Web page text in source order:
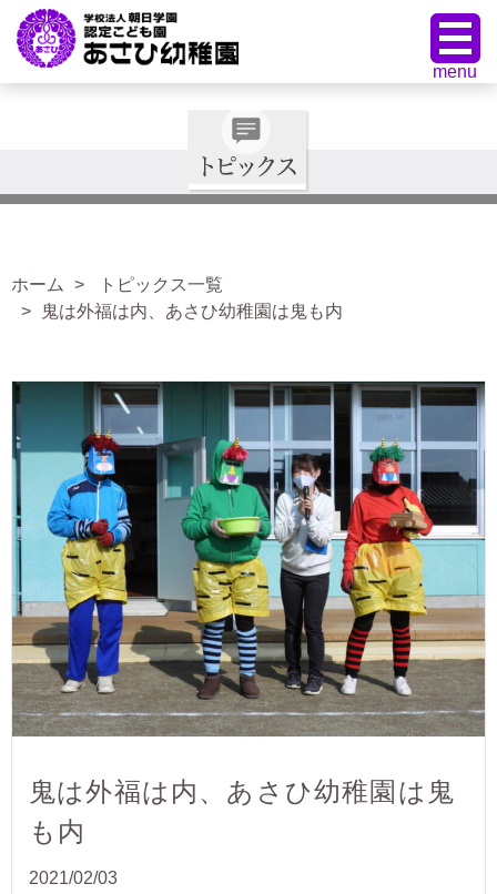
ホーム
トピックス一覧
鬼は外福は内、あさひ幼稚園は鬼も内
鬼は外福は内、あさひ幼稚園は鬼
も内
2021/02/03